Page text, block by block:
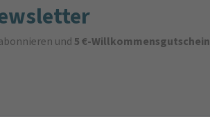
und5 €-Willkommensgutschein